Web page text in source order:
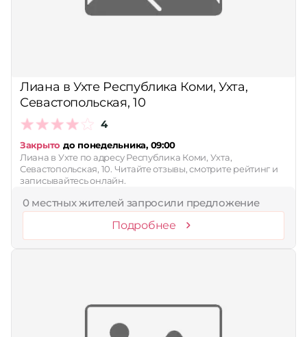
Лиана в Ухте Республика Коми, Ухта,
Севастопольская, 10
4
Закрыто до понедельника, 09:00
Лиана в Ухте по адресу Республика Коми, Ухта,
Севастопольская, 10. Читайте отзывы, смотрите рейтинг и
записывайтесь онлайн.
0 местных жителей запросили предложение
Подробнее